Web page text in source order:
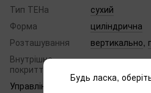
Тип ТЕНа
сухий
Форма
циліндрична
Розташування
вертикально,
Внутрішнє
покриття бака
Управління
механічне
Будь ласка,